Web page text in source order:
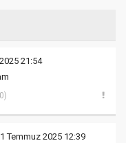
21:54
Temmuz 2025 12:39